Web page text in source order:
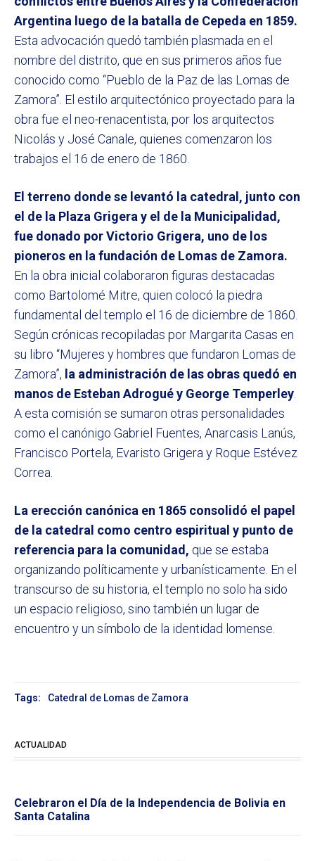
Argentina luego de la batalla de Cepeda en 1859.
Esta advocación quedó también plasmada en el
nombre del distrito, que en sus primeros años fue
conocido como “Pueblo de la Paz de las Lomas de
Zamora”. El estilo arquitectónico proyectado para la
obra fue el neo-renacentista, por los arquitectos
Nicolás y José Canale, quienes comenzaron los
trabajos el 16 de enero de 1860.
El terreno donde se levantó la catedral, junto con
el de la Plaza Grigera y el de la Municipalidad,
fue donado por Victorio Grigera, uno de los
pioneros en la fundación de Lomas de Zamora.
En la obra inicial colaboraron figuras destacadas
como Bartolomé Mitre, quien colocó la piedra
fundamental del templo el 16 de diciembre de 1860.
Según crónicas recopiladas por Margarita Casas en
su libro “Mujeres y hombres que fundaron Lomas de
Zamora”, la administración de las obras quedó en
manos de Esteban Adrogué y George Temperley
A esta comisión se sumaron otras personalidades
como el canónigo Gabriel Fuentes, Anarcasis Lanús,
Francisco Portela, Evaristo Grigera y Roque Estévez
Correa.
La erección canónica en 1865 consolidó el papel
de la catedral como centro espiritual y punto de
referencia para la comunidad, que se estaba
organizando políticamente y urbanísticamente. En el
transcurso de su historia, el templo no solo ha sido
un espacio religioso, sino también un lugar de
encuentro y un símbolo de la identidad lomense.
Tags: Catedral de Lomas de Zamora
ACTUALIDAD
Celebraron el Día de la Independencia de Bolivia en
Santa Catalina